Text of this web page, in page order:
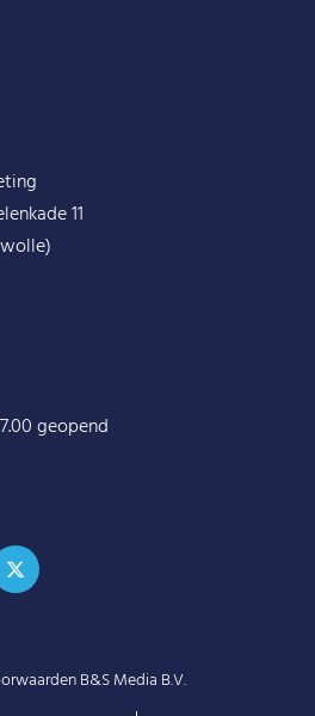
11
geopend
B&S Media B.V.